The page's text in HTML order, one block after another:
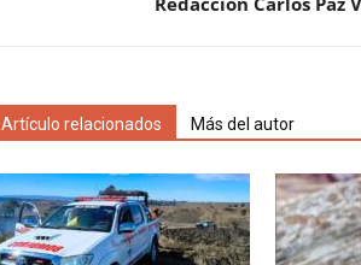
Artículo relacionados Más del autor